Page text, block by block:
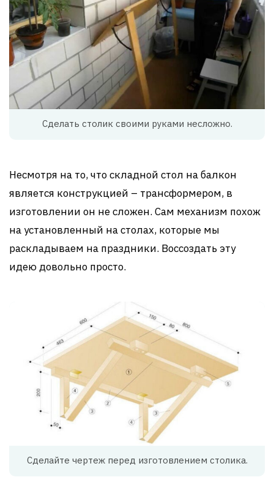
Сделать столик своими руками несложно.
Несмотря на то, что складной стол на балкон
является конструкцией – трансформером, в
изготовлении он не сложен. Сам механизм похож
на установленный на столах, которые мы
раскладываем на праздники. Воссоздать эту
идею довольно просто.
Сделайте чертеж перед изготовлением столика.